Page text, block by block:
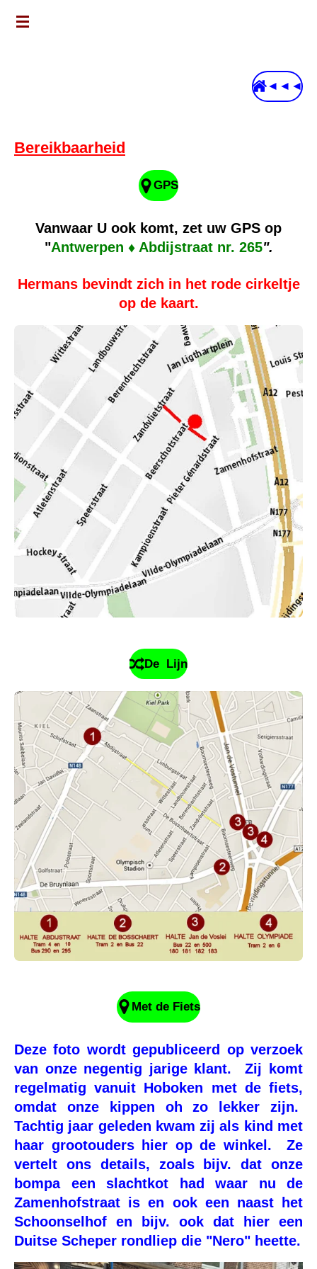
Ga
◄◄◄
Bereikbaarheid
GPS
Vanwaar U ook komt, zet uw GPS op
"Antwerpen ♦ Abdijstraat nr. 265".
Hermans bevindt zich in het rode cirkeltje
op de kaart.
De Lijn
Met de Fiets
Deze foto wordt gepubliceerd op verzoek
van onze negentig jarige klant. Zij komt
regelmatig vanuit Hoboken met de fiets,
omdat onze kippen oh zo lekker zijn.
Tachtig jaar geleden kwam zij als kind met
haar grootouders hier op de winkel. Ze
vertelt ons details, zoals bijv. dat onze
bompa een slachtkot had waar nu de
Zamenhofstraat is en ook een naast het
Schoonselhof en bijv. ook dat hier een
Duitse Scheper rondliep die "Nero" heette.